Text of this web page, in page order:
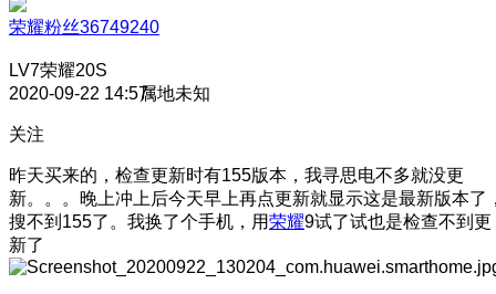
荣耀粉丝36749240
LV7荣耀20S
2020-09-22 14:57属地未知
关注
昨天买来的，检查更新时有155版本，我寻思电不多就没更
新。。。晚上冲上后今天早上再点更新就显示这是最新版本了
搜不到155了。我换了个手机，用荣耀9试了试也是检查不到更
新了